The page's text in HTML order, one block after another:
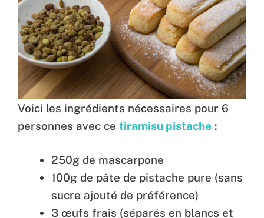
Voici les ingrédients nécessaires pour 6
personnes avec ce tiramisu pistache :
250g de mascarpone
100g de pâte de pistache pure (sans
sucre ajouté de préférence)
3 œufs frais (séparés en blancs et